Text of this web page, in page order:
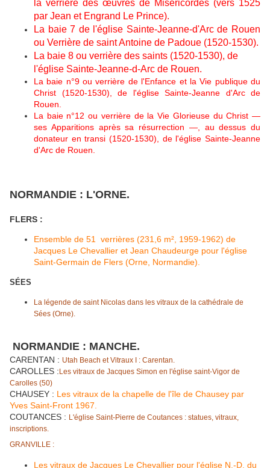
la verrière des œuvres de Miséricordes (vers 1525
par Jean et Engrand Le Prince).
La baie 7 de l'église Sainte-Jeanne-d'Arc de Rouen
ou Verrière de saint Antoine de Padoue (1520-1530).
La baie 8 ou verrière des saints (1520-1530), de
l'église Sainte-Jeanne-d-Arc de Rouen.
La baie n°9 ou verrière de l'Enfance et la Vie publique du
Christ (1520-1530), de l'église Sainte-Jeanne d'Arc de
Rouen.
La baie n°12 ou verrière de la Vie Glorieuse du Christ —
ses Apparitions après sa résurrection —, au dessus du
donateur en transi (1520-1530), de l'église Sainte-Jeanne
d'Arc de Rouen.
NORMANDIE : L'ORNE.
FLERS :
Ensemble de 51 verrières (231,6 m², 1959-1962) de
Jacques Le Chevallier et Jean Chaudeurge pour l'église
Saint-Germain de Flers (Orne, Normandie).
SÉES
La légende de saint Nicolas dans les vitraux de la cathédrale de
Sées (Orne).
NORMANDIE : MANCHE.
CARENTAN : Utah Beach et Vitraux I : Carentan.
CAROLLES :Les vitraux de Jacques Simon en l'église saint-Vigor de
Carolles (50)
CHAUSEY : Les vitraux de la chapelle de l'île de Chausey par
Yves Saint-Front 1967.
COUTANCES : L'église Saint-Pierre de Coutances : statues, vitraux,
inscriptions.
GRANVILLE :
Les vitraux de Jacques Le Chevallier pour l'église N.-D. du